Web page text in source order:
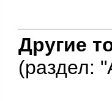
Другие
(раздел: